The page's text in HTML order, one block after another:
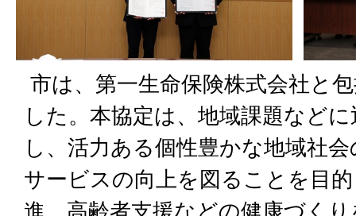
市は、第一生命保険株式会社と
した。本協定は、地域課題など
し、活力ある個性豊かな地域社
サービスの向上を図ることを目
進、高齢者支援などの健康づく